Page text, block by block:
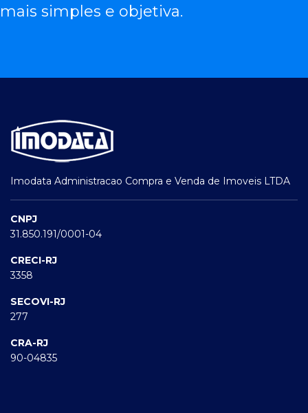
mais simples e objetiva.
Imodata Administracao Compra e Venda de Imoveis LTDA
CNPJ
31.850.191/0001-04
CRECI-RJ
3358
SECOVI-RJ
277
CRA-RJ
90-04835